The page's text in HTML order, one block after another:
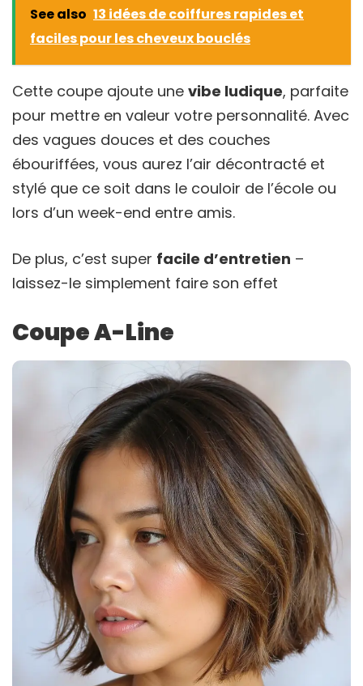
See also 13 idées de coiffures rapides et
faciles pour les cheveux bouclés
Cette coupe ajoute une vibe ludique, parfaite
pour mettre en valeur votre personnalité. Avec
des vagues douces et des couches
ébouriffées, vous aurez l’air décontracté et
stylé que ce soit dans le couloir de l’école ou
lors d’un week-end entre amis.
De plus, c’est super facile d’entretien –
laissez-le simplement faire son effet
Coupe A-Line